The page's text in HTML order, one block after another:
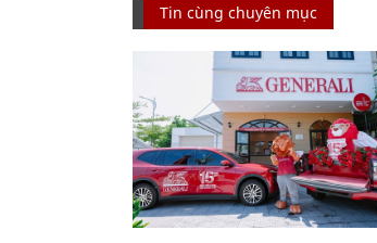
Tin cùng chuyên mục